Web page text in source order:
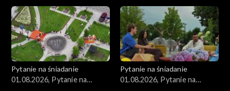
Pytanie na śniadanie
01.08.2026, Pytanie na
Pytanie na śniadanie
01.08.2026, Pytanie na